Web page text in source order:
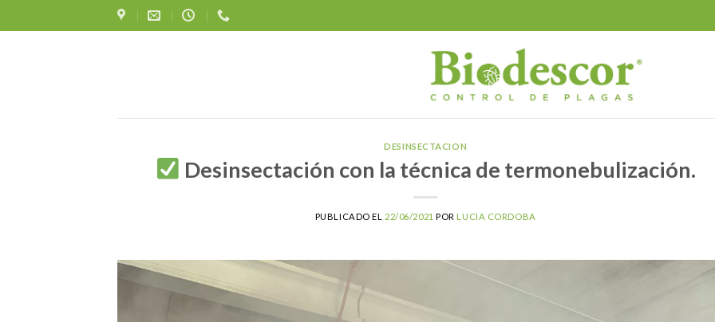
to
DESINSECTACION
Desinsectación con la técnica de termonebulización.
PUBLICADO EL 22/06/2021 POR LUCIA CORDOBA